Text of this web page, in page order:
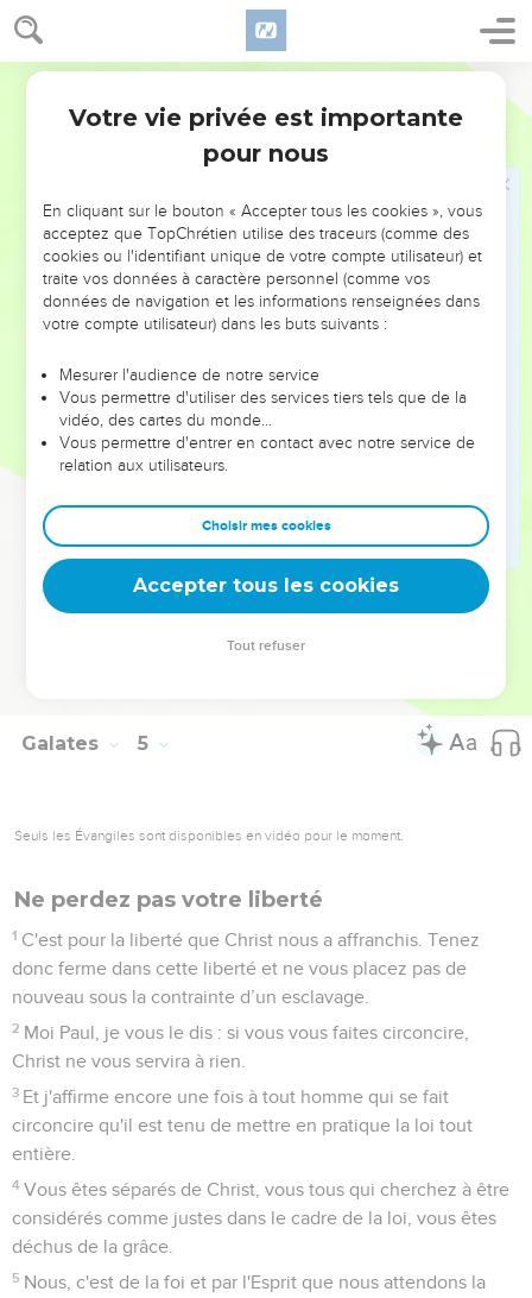
Galates 4
23 Mais celui de l'esclave est né par volonté humaine, et
celui de la femme libre est le fruit de la promesse.
représentent deux alliances. L'une vient du mont Sinaï et
donne naissance à des esclaves : c'est Agar.
correspond à la Jérusalem actuelle qui vit dans l’esclavage
avec ses enfants.
Mais la Jérusalem d'en haut est libre, c'est elle qui est
notre mère.
d'enfant ! Eclate de joie et pousse des cris de triomphe, toi
qui n'as pas connu les douleurs de l'accouchement ! En effet,
les enfants de la femme délaissée seront plus nombreux que
ceux de la femme mariée.
Le fils né par volonté humaine persécutait alors celui qui
était né grâce à l'Esprit, et il en va de même maintenant
encore.
Mais que dit l'Ecriture ? Chasse l'esclave et son fils, car le
Galates 5
Seuls les Évangiles sont disponibles en vidéo pour le moment.
Ne perdez pas votre liberté
1 C'est pour la liberté que Christ nous a affranchis. Tenez
donc ferme dans cette liberté et ne vous placez pas de
nouveau sous la contrainte d’un esclavage.
2 Moi Paul, je vous le dis : si vous vous faites circoncire,
Christ ne vous servira à rien.
3 Et j'affirme encore une fois à tout homme qui se fait
circoncire qu'il est tenu de mettre en pratique la loi tout
entière.
4 Vous êtes séparés de Christ, vous tous qui cherchez à être
considérés comme justes dans le cadre de la loi, vous êtes
déchus de la grâce.
5 Nous, c'est de la foi et par l'Esprit que nous attendons la
Votre vie privée est importante
pour nous
En cliquant sur le bouton « Accepter tous les cookies », vous
acceptez que TopChrétien utilise des traceurs (comme des
cookies ou l'identifiant unique de votre compte utilisateur) et
traite vos données à caractère personnel (comme vos
données de navigation et les informations renseignées dans
votre compte utilisateur) dans les buts suivants :
Mesurer l'audience de notre service
Vous permettre d'utiliser des services tiers tels que de la
vidéo, des cartes du monde…
Vous permettre d'entrer en contact avec notre service de
relation aux utilisateurs.
Choisir mes cookies
Accepter tous les cookies
Tout refuser